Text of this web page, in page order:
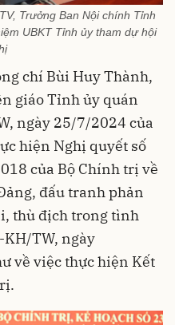
Trưởng Ban Nội chính Tỉnh
UBKT Tỉnh ủy tham dự hội
chí Bùi Huy Thành,
giáo Tỉnh ủy quán
ngày 25/7/2024 của
hiện Nghị quyết số
của Bộ Chính trị về
đấu tranh phản
thù địch trong tình
TW, ngày
về việc thực hiện Kết